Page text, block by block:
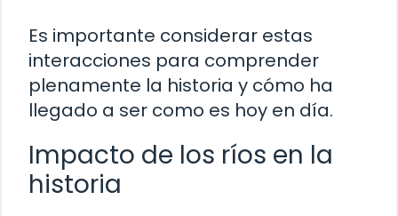
Es importante considerar estas
interacciones para comprender
plenamente la historia y cómo ha
llegado a ser como es hoy en día.
Impacto de los ríos en la
historia